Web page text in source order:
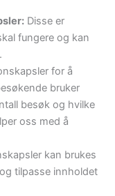
Disse er
fungere og kan
for å
bruker
besøk og hvilke
oss med å
kan brukes
tilpasse innholdet